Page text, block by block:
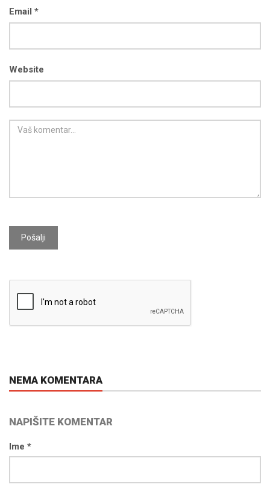
Email *
Website
Pošalji
NEMA KOMENTARA
NAPIŠITE KOMENTAR
Ime *